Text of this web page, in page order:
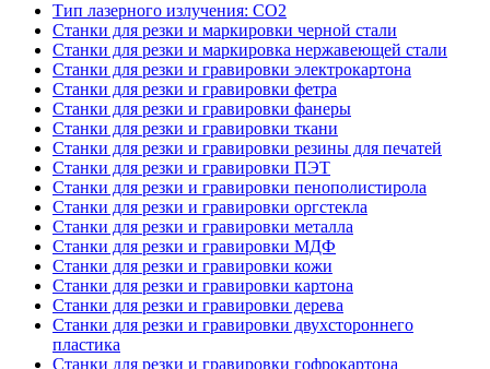
Тип лазерного излучения: СО2
Станки для резки и маркировки черной стали
Станки для резки и маркировка нержавеющей стали
Станки для резки и гравировки электрокартона
Станки для резки и гравировки фетра
Станки для резки и гравировки фанеры
Станки для резки и гравировки ткани
Станки для резки и гравировки резины для печатей
Станки для резки и гравировки ПЭТ
Станки для резки и гравировки пенополистирола
Станки для резки и гравировки оргстекла
Станки для резки и гравировки металла
Станки для резки и гравировки МДФ
Станки для резки и гравировки кожи
Станки для резки и гравировки картона
Станки для резки и гравировки дерева
Станки для резки и гравировки двухстороннего
пластика
Станки для резки и гравировки гофрокартона